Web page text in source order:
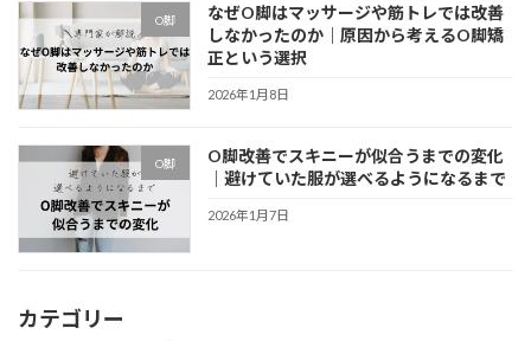
O脚
なぜO脚はマッサージや筋トレでは改善
しなかったのか｜原因から考えるO脚矯
正という選択
2026年1月8日
O脚
O脚改善でスキニーが似合うまでの変化
｜避けていた服が選べるようになるまで
2026年1月7日
カテゴリー